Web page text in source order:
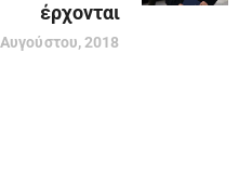
έρχονται
2018